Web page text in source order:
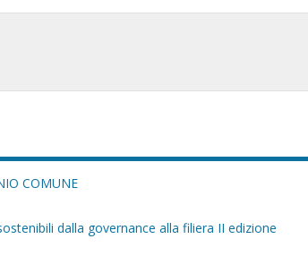
COMUNE
dalla governance alla filiera II edizione